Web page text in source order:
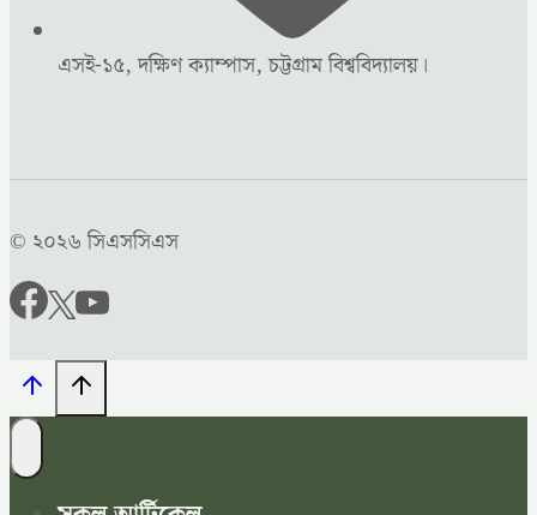
এসই-১৫, দক্ষিণ ক্যাম্পাস, চট্টগ্রাম বিশ্ববিদ্যালয়।
© ২০২৬ সিএসসিএস